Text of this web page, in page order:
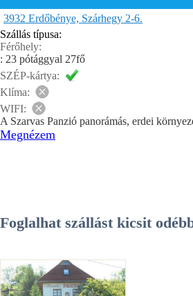
3932 Erdőbénye, Szárhegy 2-6.
Szállás típusa:
Férőhely:
: 23 pótággyal 27fő
SZÉP-kártya:
Klíma:
WIFI:
A Szarvas Panzió panorámás, erdei
Megnézem
Foglalhat szállást kicsit